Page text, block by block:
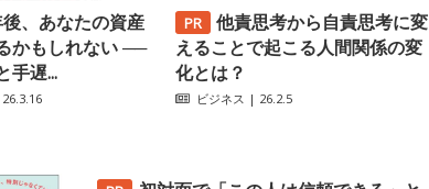
後、あなたの資産
かもしれない ──
手遅...
他責思考から自責思考に変
えることで起こる人間関係の変
化とは？
ビジネス | 26.2.5